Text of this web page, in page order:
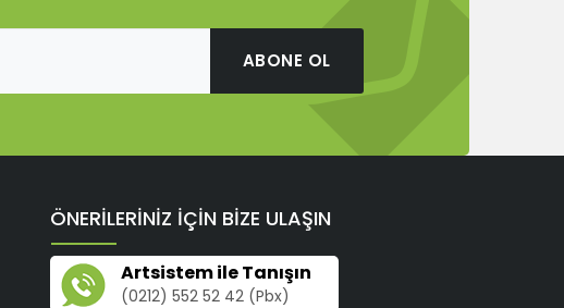
ABONE OL
ÖNERİLERİNİZ İÇİN BİZE ULAŞIN
Artsistem ile Tanışın
(0212) 552 52 42 (Pbx)